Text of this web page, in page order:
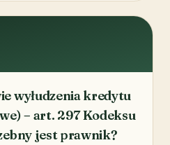
wyłudzenia kredytu
– art. 297 Kodeksu
jest prawnik?